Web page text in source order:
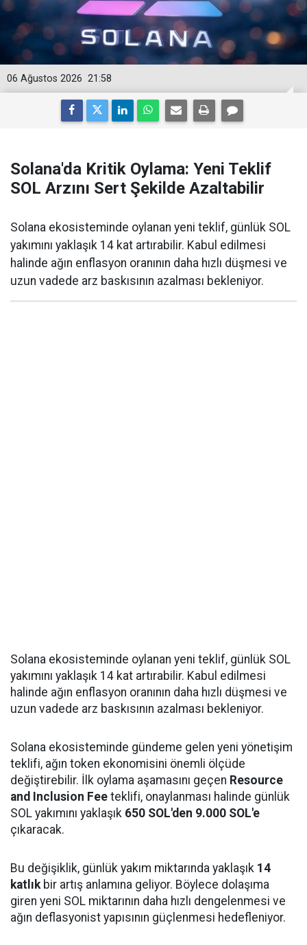
21:58
06 Ağustos 2026
Solana'da Kritik Oylama: Yeni Teklif
SOL Arzını Sert Şekilde Azaltabilir
Solana ekosisteminde oylanan yeni teklif, günlük SOL
yakımını yaklaşık 14 kat artırabilir. Kabul edilmesi
halinde ağın enflasyon oranının daha hızlı düşmesi ve
uzun vadede arz baskısının azalması bekleniyor.
Solana ekosisteminde oylanan yeni teklif, günlük SOL
yakımını yaklaşık 14 kat artırabilir. Kabul edilmesi
halinde ağın enflasyon oranının daha hızlı düşmesi ve
uzun vadede arz baskısının azalması bekleniyor.
Solana ekosisteminde gündeme gelen yeni yönetişim
teklifi, ağın token ekonomisini önemli ölçüde
değiştirebilir. İlk oylama aşamasını geçen Resource
and Inclusion Fee teklifi, onaylanması halinde günlük
SOL yakımını yaklaşık 650 SOL'den 9.000 SOL'e
çıkaracak.
Bu değişiklik, günlük yakım miktarında yaklaşık 14
katlıkbir artış anlamına geliyor. Böylece dolaşıma
giren yeni SOL miktarının daha hızlı dengelenmesi ve
ağın deflasyonist yapısının güçlenmesi hedefleniyor.